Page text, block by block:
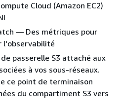
Cloud (Amazon EC2)
— Des métriques pour
l'observabilité
passerelle S3 attaché aux
à vos sous-réseaux.
ce point de terminaison
du compartiment S3 vers